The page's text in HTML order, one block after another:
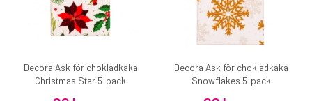
Decora Ask för chokladkaka
Christmas Star 5-pack
Decora Ask för chokladkaka
Snowflakes 5-pack